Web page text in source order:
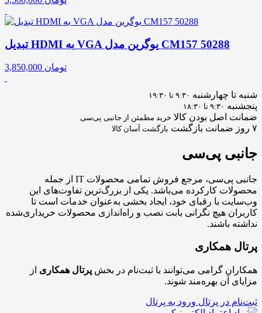
تبدیل HDMI به VGA یوگرین مدل CM157 50288
3,850,000 تومان
شنبه تا چهارشنبه ۹:۳۰ تا ۱۹:۳۰
پنجشنبه ۹:۳۰ تا ۱۸:۳۰
ضمانت اصل بودن کالا خرید مطمئن از جانبی پی‌سی
۷ روز ضمانت بازگشت بازگشت آسان کالا
جانبی پی‌سی
جانبی پی‌سی، مرجع فروش تمامی محصولات IT از جمله
محصولات کارکرده می‌باشد. یکی از بزرگ‌ترین تفاوت‌های این
وب‌سایت با رقبای خود، ایجاد بخشی به‌عنوان خدمات است تا
کاربران هیچ نگرانی بابت نصب و راه‌اندازی محصولات خریداری‌شده
نداشته باشند.
پرتال همکاری
همکاران گرامی می‌توانند با ثبت‌نام در بخش پرتال همکاری از
مزایای آن بهره‌مند شوند.
ثبت‌نام در پرتال ورود به پرتال